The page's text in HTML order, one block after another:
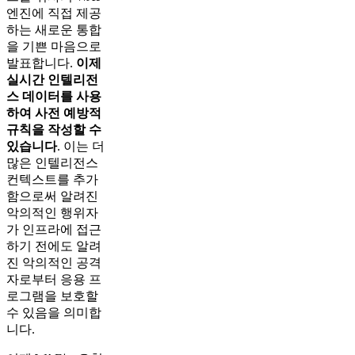
엔진에 직접 제공
하는 새로운 통합
을 기쁜 마음으로
발표합니다. 이제
실시간 인텔리전
스 데이터를 사용
하여 사전 예방적
규칙을 작성할 수
있습니다. 이는 더
많은 인텔리전스
컨텍스트를 추가
함으로써 알려진
악의적인 행위자
가 인프라에 접근
하기 전에도 알려
진 악의적인 공격
자로부터 응용 프
로그램을 보호할
수 있음을 의미합
니다.